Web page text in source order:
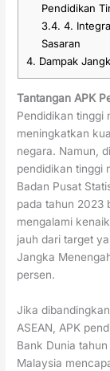
Pendidikan
3.4. 4.
Sasaran
4. Dampak
Tantangan APK
Pendidikan tinggi
meningkatkan
negara. Namun,
pendidikan tinggi
Badan Pusat
pada tahun 2023
mengalami
jauh dari target
Jangka
persen.
Jika
ASEAN, APK
Bank Dunia
Malaysia